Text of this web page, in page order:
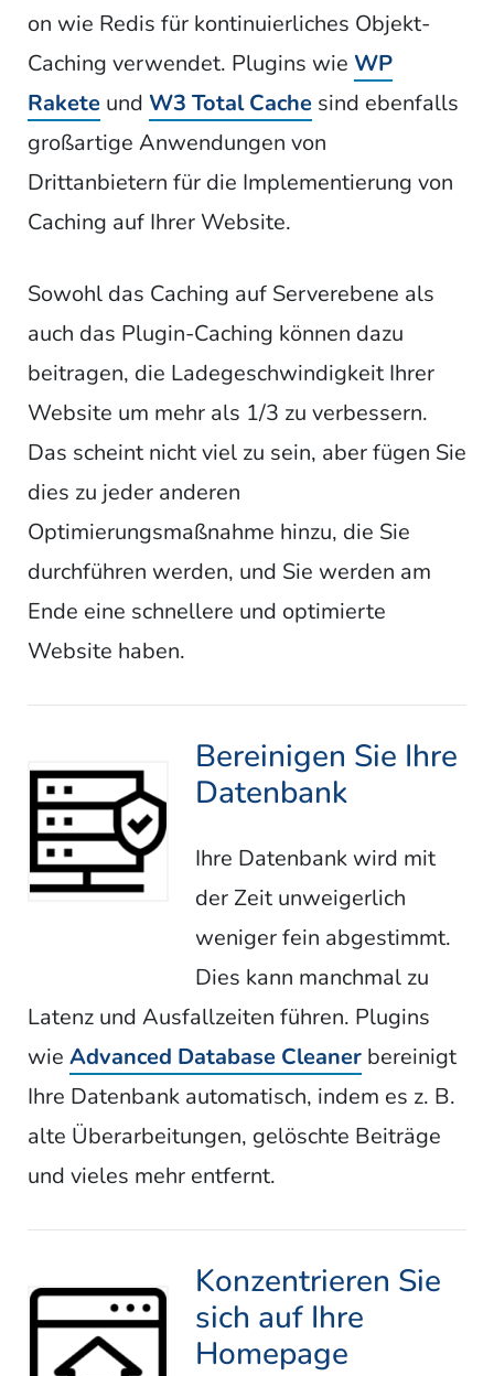
on wie Redis für kontinuierliches Objekt-
Caching verwendet. Plugins wie WP
Rakete und W3 Total Cache sind ebenfalls
großartige Anwendungen von
Drittanbietern für die Implementierung von
Caching auf Ihrer Website.
Sowohl das Caching auf Serverebene als
auch das Plugin-Caching können dazu
beitragen, die Ladegeschwindigkeit Ihrer
Website um mehr als 1/3 zu verbessern.
Das scheint nicht viel zu sein, aber fügen Sie
dies zu jeder anderen
Optimierungsmaßnahme hinzu, die Sie
durchführen werden, und Sie werden am
Ende eine schnellere und optimierte
Website haben.
Bereinigen Sie Ihre
Datenbank
Ihre Datenbank wird mit
der Zeit unweigerlich
weniger fein abgestimmt.
Dies kann manchmal zu
Latenz und Ausfallzeiten führen. Plugins
wie Advanced Database Cleaner bereinigt
Ihre Datenbank automatisch, indem es z. B.
alte Überarbeitungen, gelöschte Beiträge
und vieles mehr entfernt.
Konzentrieren Sie
sich auf Ihre
Homepage